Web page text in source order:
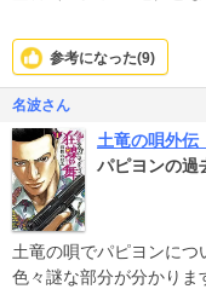
がらてっぺん目指す物
快！痛快！面白くてサク
みたくなってしまう。
動。さらに一人一人の
づくとすっかり任侠言葉
二年前のお正月にこれに
した汗が、今でも後悔し
単なるヤクザものではあ
参考になった(9)
名波さん
土竜の唄外
パピヨンの過
土竜の唄でパピヨンにつ
色々謎な部分が分かりま